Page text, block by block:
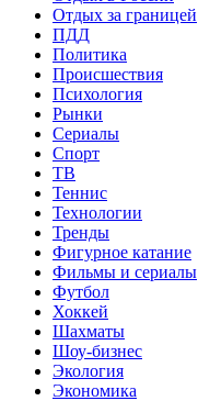
Отдых за границей
ПДД
Политика
Происшествия
Психология
Рынки
Сериалы
Спорт
ТВ
Теннис
Технологии
Тренды
Фигурное катание
Фильмы и сериалы
Футбол
Хоккей
Шахматы
Шоу-бизнес
Экология
Экономика